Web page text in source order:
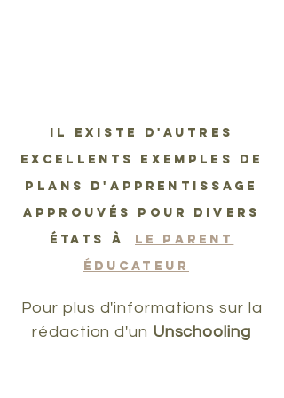
Il existe d'autres
excellents exemples de
plans d'apprentissage
approuvés pour divers
États à
le parent
éducateur
Pour plus d'informations sur la
rédaction d'un Unschooling